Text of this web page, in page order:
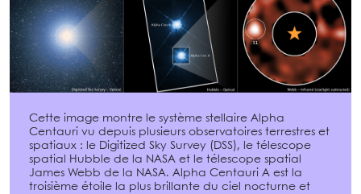
Cette image montre le système stellaire Alpha
Centauri vu depuis plusieurs observatoires terrestres et
spatiaux : le Digitized Sky Survey (DSS), le télescope
spatial Hubble de la NASA et le télescope spatial
James Webb de la NASA. Alpha Centauri A est la
troisième étoile la plus brillante du ciel nocturne et